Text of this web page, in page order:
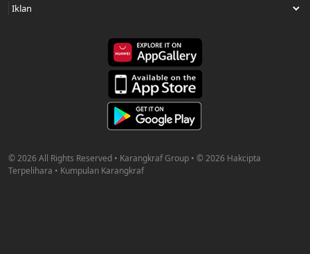
© 2026 All Rights Reserved • Karangkraf Group • © 2026 Hakcipta
Terpelihara • Kumpulan Karangkraf